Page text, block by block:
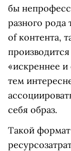
бы
разного рода
of контента,
«искреннее
тем
себя образ.
Такой